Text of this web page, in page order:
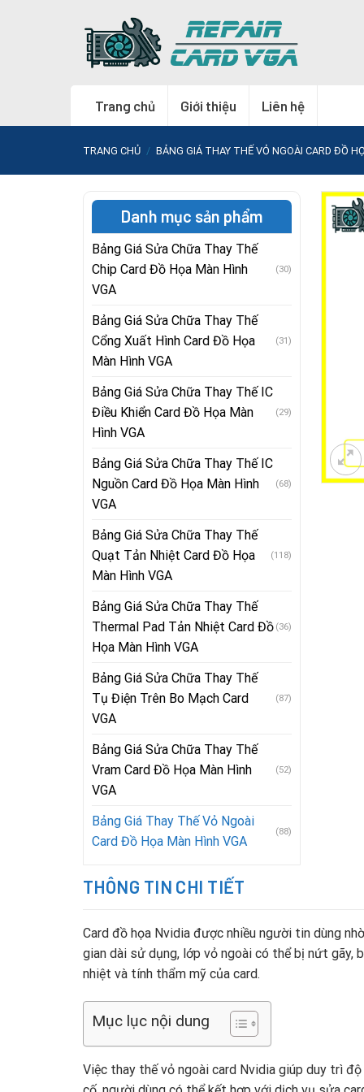
Trang chủ Giới thiệu Liên hệ
TRANG CHỦ / BẢNG GIÁ THAY THẾ VỎ NGOÀI CARD ĐỒ
Danh mục sản phẩm
Bảng Giá Sửa Chữa Thay Thế
Chip Card Đồ Họa Màn Hình
VGA
(30)
Bảng Giá Sửa Chữa Thay Thế
Cổng Xuất Hình Card Đồ Họa
Màn Hình VGA
(31)
Bảng Giá Sửa Chữa Thay Thế IC
Điều Khiển Card Đồ Họa Màn
Hình VGA
(29)
Bảng Giá Sửa Chữa Thay Thế IC
Nguồn Card Đồ Họa Màn Hình
VGA
(68)
Bảng Giá Sửa Chữa Thay Thế
Quạt Tản Nhiệt Card Đồ Họa
Màn Hình VGA
(118)
Bảng Giá Sửa Chữa Thay Thế
Thermal Pad Tản Nhiệt Card Đồ
Họa Màn Hình VGA
(36)
Bảng Giá Sửa Chữa Thay Thế
Tụ Điện Trên Bo Mạch Card
VGA
(87)
Bảng Giá Sửa Chữa Thay Thế
Vram Card Đồ Họa Màn Hình
VGA
(52)
Bảng Giá Thay Thế Vỏ Ngoài
Card Đồ Họa Màn Hình VGA
(88)
THÔNG TIN CHI TIẾT
Card đồ họa Nvidia được nhiều người tin dùng
gian dài sử dụng, lớp vỏ ngoài có thể bị nứt gãy,
nhiệt và tính thẩm mỹ của card.
Mục lục nội dung
Việc thay thế vỏ ngoài card Nvidia giúp duy trì